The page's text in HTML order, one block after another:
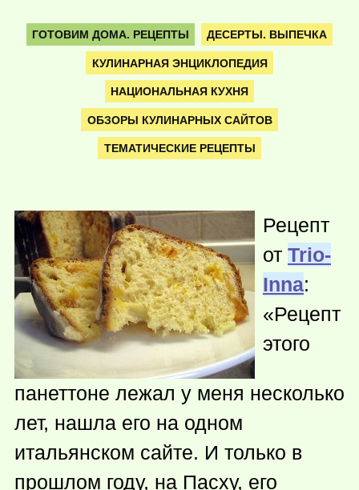
ГОТОВИМ ДОМА. РЕЦЕПТЫ ДЕСЕРТЫ. ВЫПЕЧКА
КУЛИНАРНАЯ ЭНЦИКЛОПЕДИЯ
НАЦИОНАЛЬНАЯ КУХНЯ
ОБЗОРЫ КУЛИНАРНЫХ САЙТОВ
ТЕМАТИЧЕСКИЕ РЕЦЕПТЫ
Рецепт
от Trio-
Inna:
«Рецепт
этого
панеттоне лежал у меня несколько
лет, нашла его на одном
итальянском сайте. И только в
прошлом году, на Пасху, его